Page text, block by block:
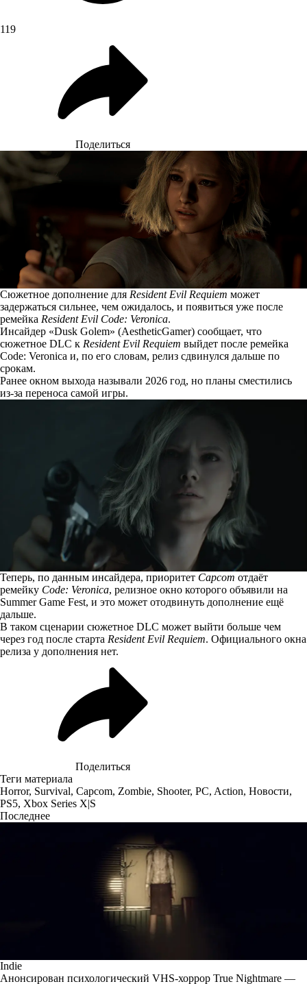
119
Поделиться
Сюжетное дополнение для Resident Evil Requiem может
задержаться сильнее, чем ожидалось, и появиться уже после
ремейка Resident Evil Code: Veronica.
Инсайдер «Dusk Golem» (AestheticGamer) сообщает, что
сюжетное DLC к Resident Evil Requiem выйдет после ремейка
Code: Veronica и, по его словам, релиз сдвинулся дальше по
срокам.
Ранее окном выхода называли 2026 год, но планы сместились
из-за переноса самой игры.
Теперь, по данным инсайдера, приоритет Capcom отдаёт
ремейку Code: Veronica, релизное окно которого объявили на
Summer Game Fest, и это может отодвинуть дополнение ещё
дальше.
В таком сценарии сюжетное DLC может выйти больше чем
через год после старта Resident Evil Requiem. Официального окна
релиза у дополнения нет.
Поделиться
Теги материала
Horror, Survival, Capcom, Zombie, Shooter, PC, Action, Новости,
PS5, Xbox Series X|S
Последнее
Indie
Анонсирован психологический VHS-хоррор True Nightmare —